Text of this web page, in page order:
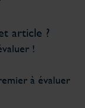
article ?
!
à évaluer